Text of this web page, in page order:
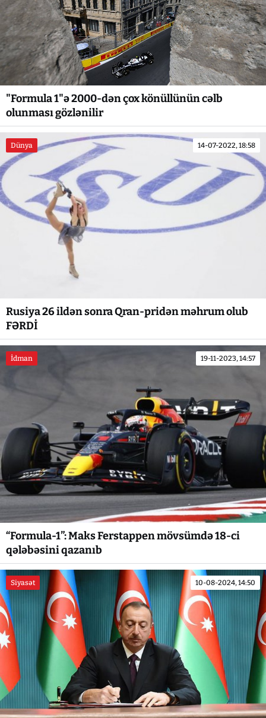
"Formula 1"ə 2000-dən çox könüllünün cəlb
olunması gözlənilir
Dünya 14-07-2022, 18:58
Rusiya 26 ildən sonra Qran-pridən məhrum olub
FƏRDİ
İdman 19-11-2023, 14:57
“Formula-1”: Maks Ferstappen mövsümdə 18-ci
qələbəsini qazanıb
Siyasət 10-08-2024, 14:50